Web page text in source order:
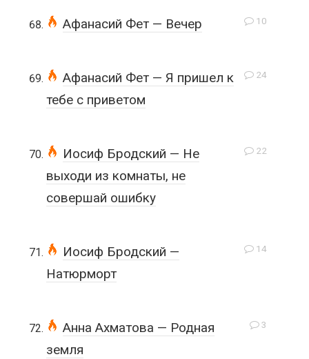
10
Афанасий Фет — Вечер
24
Афанасий Фет — Я пришел к
тебе с приветом
22
Иосиф Бродский — Не
выходи из комнаты, не
совершай ошибку
14
Иосиф Бродский —
Натюрморт
3
Анна Ахматова — Родная
земля